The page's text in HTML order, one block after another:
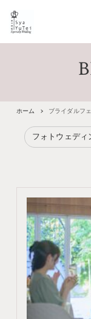
ホーム ブライダルフ
フォトウェディ